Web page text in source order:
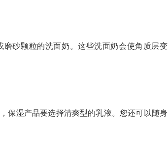
砂颗粒的洗面奶。这些洗面奶会使角质层变
湿产品要选择清爽型的乳液。您还可以随身